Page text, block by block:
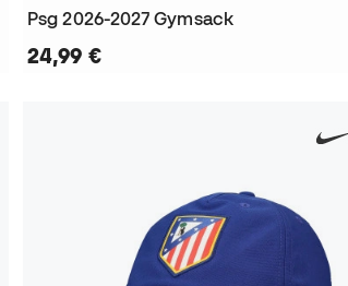
Psg 2026-2027 Gymsack
24,99 €